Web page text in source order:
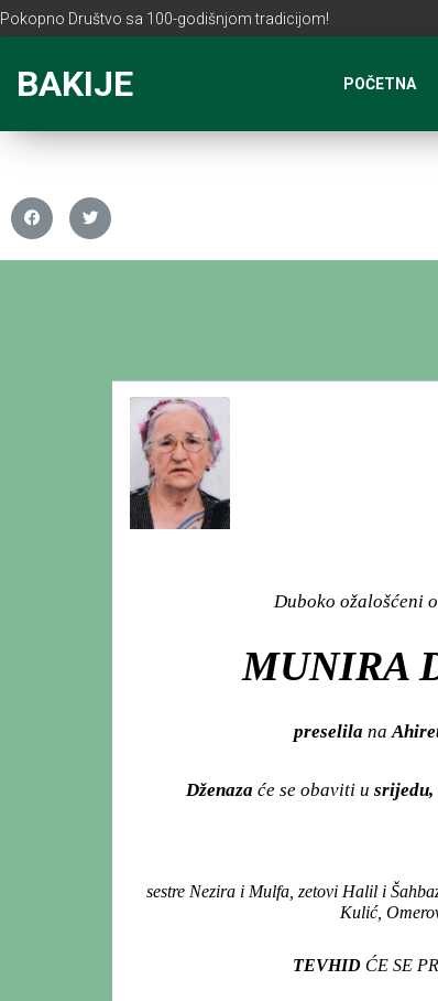
Pokopno Društvo sa 100-godišnjom tradicijom!
BAKIJE POČETNA
Duboko ožalošćeni
MUNIRA
preselila na
Dženaza će se obaviti u srijedu,
sestre Nezira i Mulfa, zetovi Halil i
Kulić,
TEVHID ĆE SE